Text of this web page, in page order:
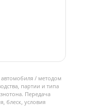
/ методом
партии и типа
Передача
блеск, условия